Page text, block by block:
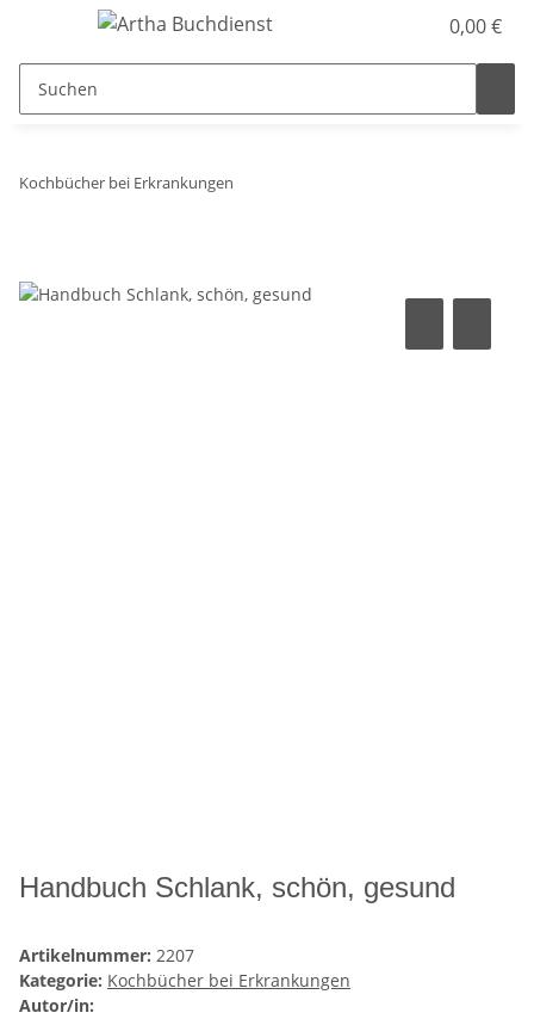
0,00 €
Kochbücher bei Erkrankungen
Handbuch Schlank, schön, gesund
Artikelnummer: 2207
Kategorie: Kochbücher bei Erkrankungen
Autor/in: